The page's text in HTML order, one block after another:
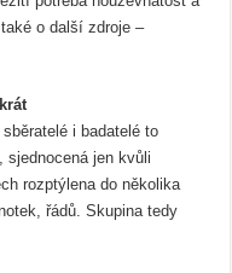
o další zdroje –
i badatelé to
sjednocená jen kvůli
rozptýlena do několika
řádů. Skupina tedy